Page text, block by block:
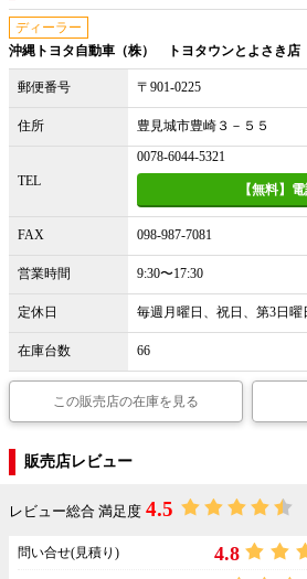
ディーラー
沖縄トヨタ自動車（株） トヨタウンとよさき店
郵便番号 〒901-0225
住所 豊見城市豊崎３－５５
TEL
0078-6044-5321
【無料】
FAX 098-987-7081
営業時間 9:30〜17:30
定休日 毎週月曜日、祝日、第3日曜
在庫台数 66
この販売店の在庫を見る
販売店レビュー
レビュー総合 満足度 4.5
問い合せ(見積り)
4.8